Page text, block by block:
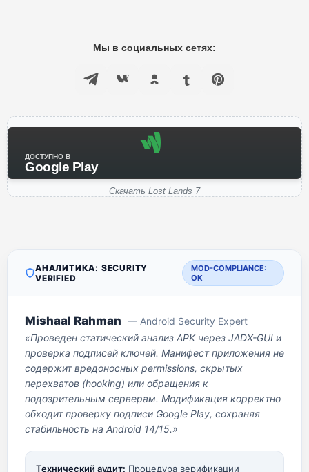
Мы в социальных сетях:
ДОСТУПНО В
Google Play
Скачать Lost Lands 7
АНАЛИТИКА: SECURITY
VERIFIED
MOD-COMPLIANCE:
OK
Mishaal Rahman — Android Security Expert
«Проведен статический анализ APK через JADX-GUI и
проверка подписей ключей. Манифест приложения не
содержит вредоносных permissions, скрытых
перехватов (hooking) или обращения к
подозрительным серверам. Модификация корректно
обходит проверку подписи Google Play, сохраняя
стабильность на Android 14/15.»
Технический аудит: Процедура верификации